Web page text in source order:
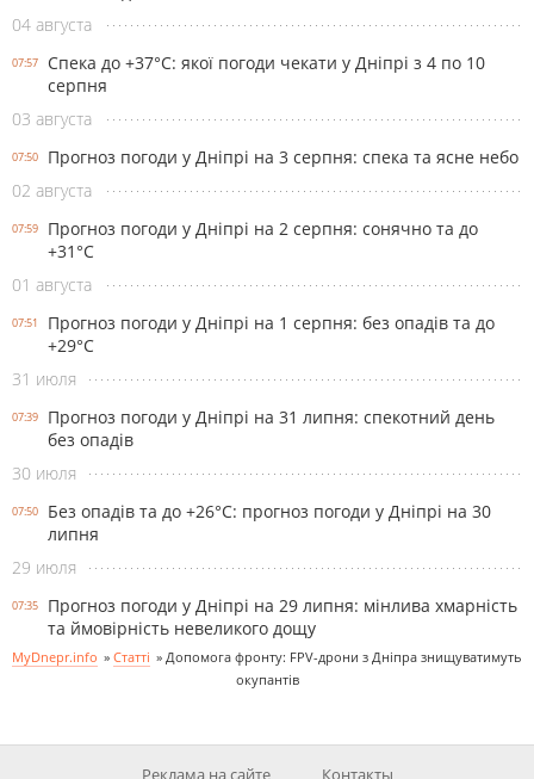
04 августа
07:57
Спека до +37°С: якої погоди чекати у Дніпрі з 4 по 10
серпня
03 августа
07:50
Прогноз погоди у Дніпрі на 3 серпня: спека та ясне небо
02 августа
07:59
Прогноз погоди у Дніпрі на 2 серпня: сонячно та до
+31°С
01 августа
07:51
Прогноз погоди у Дніпрі на 1 серпня: без опадів та до
+29°С
31 июля
07:39
Прогноз погоди у Дніпрі на 31 липня: спекотний день
без опадів
30 июля
07:50
Без опадів та до +26°С: прогноз погоди у Дніпрі на 30
липня
29 июля
07:35
Прогноз погоди у Дніпрі на 29 липня: мінлива хмарність
та ймовірність невеликого дощу
MyDnepr.info » Статті » Допомога фронту: FPV-дрони з Дніпра знищуватимуть
окупантів
Реклама на сайте Контакты